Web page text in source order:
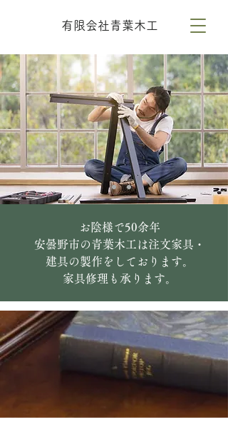
有限会社青葉木工
お陰様で50余年
安曇野市の青葉木工は注文家具・
建具の製作をしております。
家具修理も承ります。